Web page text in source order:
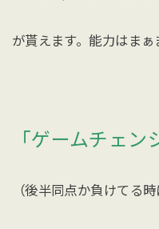
が貰えます。能力はま
「ゲームチェン
（後半同点か負けてる